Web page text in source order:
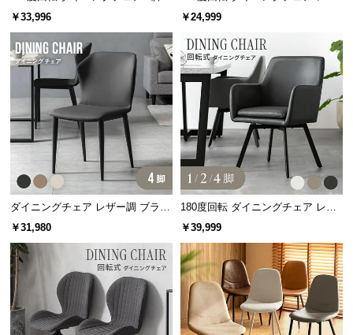
ロ
企
業
ット
￥33,996
ー調 2脚セット スチールレッグ ブ
￥24,999
ダイニングチェア レザー調 ブラッ
ク脚 4脚セット 包み込むフォルム
￥31,980
180度回転 ダイニングチェア レザ
ー調 4脚セット スチールレッグ ブ
￥39,999